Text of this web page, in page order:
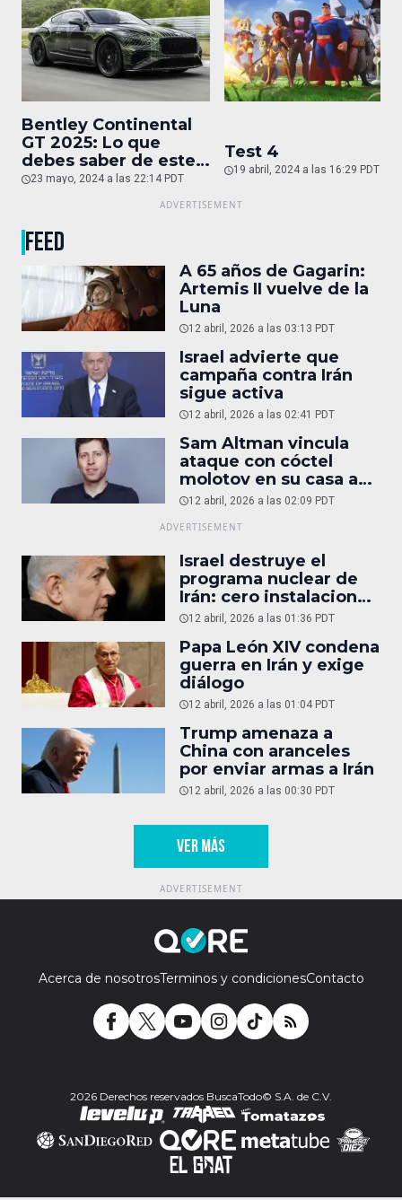
Bentley Continental
GT 2025: Lo que
debes saber de este
auto de superlujo
23 mayo, 2024 a las 22:14 PDT
Test 4
19 abril, 2024 a las 16:29 PDT
FEED
A 65 años de Gagarin:
Artemis II vuelve de la
Luna
12 abril, 2026 a las 03:13 PDT
Israel advierte que
campaña contra Irán
sigue activa
12 abril, 2026 a las 02:41 PDT
Sam Altman vincula
ataque con cóctel
molotov en su casa a
reportaje
12 abril, 2026 a las 02:09 PDT
Israel destruye el
programa nuclear de
Irán: cero instalaciones
operativas
12 abril, 2026 a las 01:36 PDT
Papa León XIV condena
guerra en Irán y exige
diálogo
12 abril, 2026 a las 01:04 PDT
Trump amenaza a
China con aranceles
por enviar armas a Irán
12 abril, 2026 a las 00:30 PDT
VER MÁS
Acerca de nosotrosTerminos y condicionesContacto
2026 Derechos reservados BuscaTodo© S.A. de C.V.